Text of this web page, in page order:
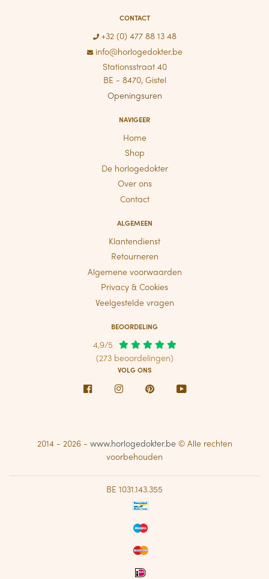
CONTACT
+32 (0) 477 88 13 48
info@horlogedokter.be
Stationsstraat 40
BE - 8470, Gistel
Openingsuren
NAVIGEER
Home
Shop
De horlogedokter
Over ons
Contact
ALGEMEEN
Klantendienst
Retourneren
Algemene voorwaarden
Privacy & Cookies
Veelgestelde vragen
BEOORDELING
4,9/5
(273 beoordelingen)
VOLG ONS
Facebook Instagram PinterestYoutube
2014 - 2026 - www.horlogedokter.be© Alle rechten
voorbehouden
BE 1031.143.355